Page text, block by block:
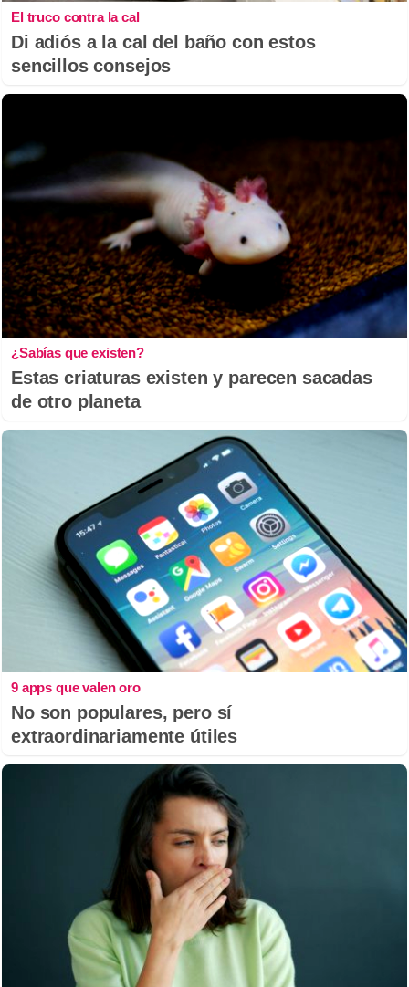
El truco contra la cal
Di adiós a la cal del baño con estos
sencillos consejos
¿Sabías que existen?
Estas criaturas existen y parecen sacadas
de otro planeta
9 apps que valen oro
No son populares, pero sí
extraordinariamente útiles